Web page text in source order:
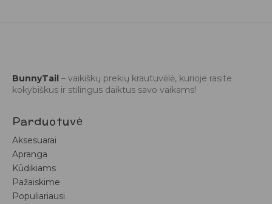
BunnyTail – vaikiškų prekių krautuvėlė, kurioje rasite
kokybiškus ir stilingus daiktus savo vaikams!
Parduotuvė
Aksesuarai
Apranga
Kūdikiams
Pažaiskime
Populiariausi